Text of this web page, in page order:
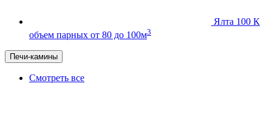
Ялта 100 К
объем парных от 80 до 100м3
Печи-камины
Смотреть все